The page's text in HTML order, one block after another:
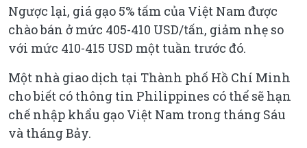
Ngược lại, giá gạo 5% tấm của Việt Nam được
chào bán ở mức 405-410 USD/tấn, giảm nhẹ so
với mức 410-415 USD một tuần trước đó.
Một nhà giao dịch tại Thành phố Hồ Chí Minh
cho biết có thông tin Philippines có thể sẽ hạn
chế nhập khẩu gạo Việt Nam trong tháng Sáu
và tháng Bảy.